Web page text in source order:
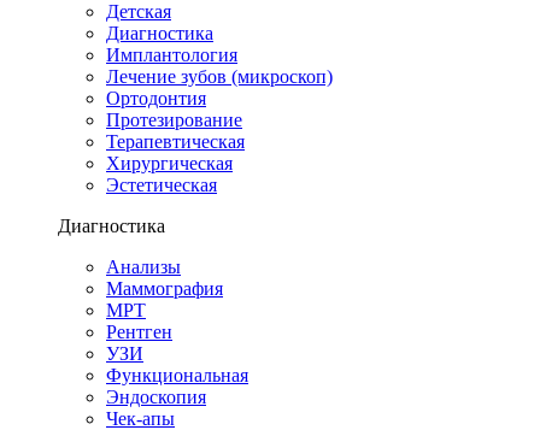
Детская
Диагностика
Имплантология
Лечение зубов (микроскоп)
Ортодонтия
Протезирование
Терапевтическая
Хирургическая
Эстетическая
Диагностика
Анализы
Маммография
МРТ
Рентген
УЗИ
Функциональная
Эндоскопия
Чек-апы